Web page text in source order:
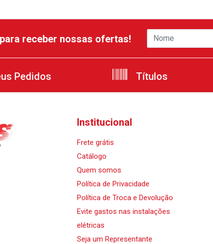
receber nossas ofertas!
Pedidos Títulos
Institucional
Frete grátis
Catálogo
Quem somos
Política de Privacidade
Política de Troca e Devolução
Evite gastos nas instalações
elétricas
Seja um Representante